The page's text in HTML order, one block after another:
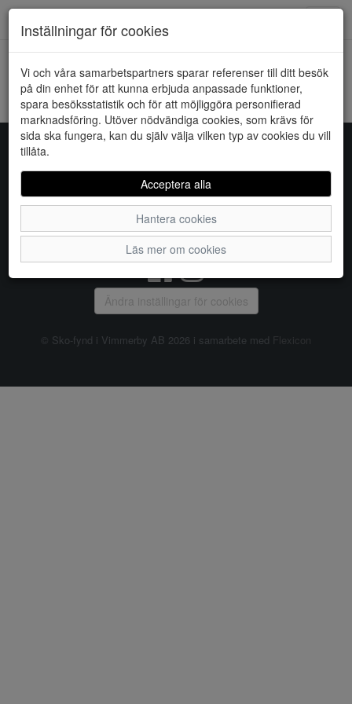
HEM VERO MODA
Kunde inte hitta några artiklar...
Inställningar för cookies
Vi och våra samarbetspartners sparar referenser till ditt besök
på din enhet för att kunna erbjuda anpassade funktioner,
spara besöksstatistik och för att möjliggöra personifierad
marknadsföring. Utöver nödvändiga cookies, som krävs för
sida ska fungera, kan du själv välja vilken typ av cookies du vill
tillåta.
Acceptera alla
Hantera cookies
Läs mer om cookies
Sko-fynd i Vimmerby AB
S:t Torget 2, 598 21 VIMMERBY, Telefon:
| Om oss Kontakta oss
Ändra inställingar för cookies
© Sko-fynd i Vimmerby AB 2026 i samarbete med Flexicon